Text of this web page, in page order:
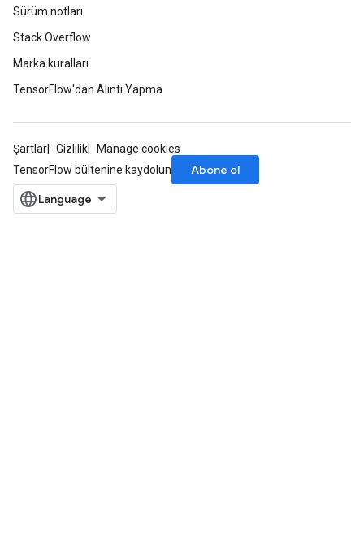
Sürüm notları
Stack Overflow
Marka kuralları
TensorFlow'dan Alıntı Yapma
Şartlar Gizlilik
Manage cookies
TensorFlow bültenine kaydolun
Abone ol